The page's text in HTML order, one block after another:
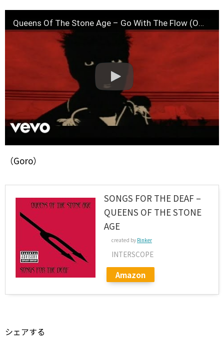
Queens Of The Stone Age – Go With The Flow (Official Music Video)
（Goro）
SONGS FOR THE DEAF –
QUEENS OF THE STONE
AGE
created by Rinker
INTERSCOPE
Amazon
シェアする